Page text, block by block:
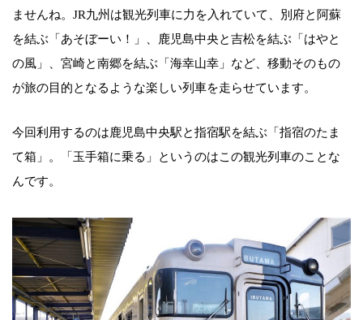
ませんね。JR九州は観光列車に力を入れていて、別府と阿蘇
を結ぶ「あそぼーい！」、鹿児島中央と吉松を結ぶ「はやと
の風」、宮崎と南郷を結ぶ「海幸山幸」など、移動そのもの
が旅の目的となるような楽しい列車を走らせています。
今回利用するのは鹿児島中央駅と指宿駅を結ぶ「指宿のたま
て箱」。「玉手箱に乗る」というのはこの観光列車のことな
んです。